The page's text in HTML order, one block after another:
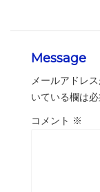
Message
メールアドレ
いている欄は
コメント ※